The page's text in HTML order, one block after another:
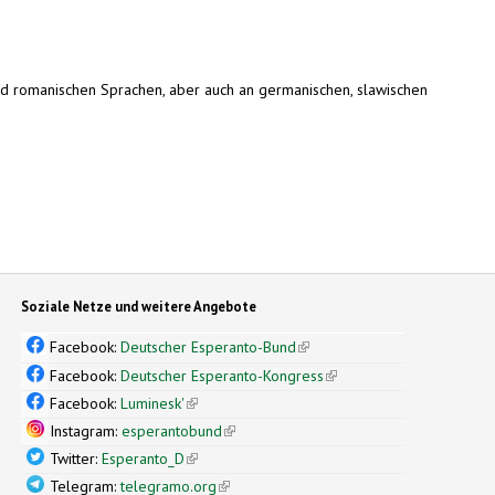
Sprachen, aber auch an germanischen, slawischen
Soziale Netze und weitere Angebote
Facebook:Deutscher Esperanto-Bund(link is external)
Facebook:Deutscher Esperanto-Kongress(link is external)
Facebook:Luminesk'(link is external)
Instagram:esperantobund(link is external)
Twitter:Esperanto_D(link is external)
Telegram:telegramo.org(link is external)